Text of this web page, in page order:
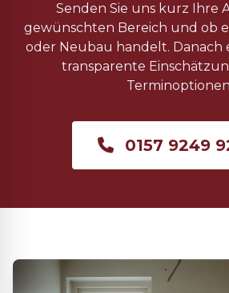
Senden Sie uns kurz Ihre
gewünschten Bereich und ob
oder Neubau handelt. Danach
transparente
0157 9249